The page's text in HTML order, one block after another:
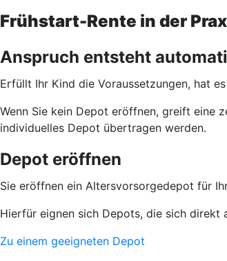
Frühstart-Rente in der
Anspruch entsteht
Erfüllt Ihr Kind die Voraussetzungen, hat
Wenn Sie kein Depot eröffnen, greift eine
individuelles Depot übertragen werden.
Depot eröffnen
Sie eröffnen ein Altersvorsorgedepot für
Hierfür eignen sich Depots, die sich direkt
Zu einem geeigneten Depot